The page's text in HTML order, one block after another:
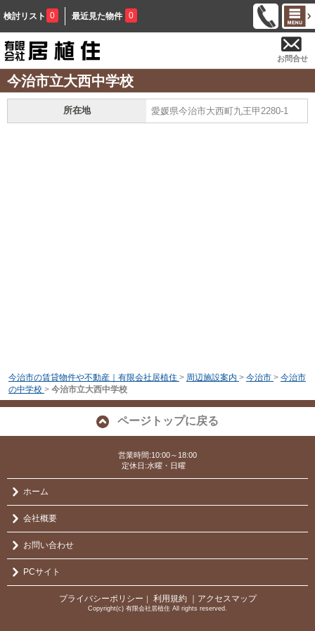
検討リスト 0 最近見た物件 0
お問合せ
今治市立大西中学校
所在地 愛媛県今治市大西町九王甲2280-1
今治市の賃貸物件や不動産｜有限会社居植住 > 周辺施設案内 > 今治市 > 今治市
の中学校 > 今治市立大西中学校
ページトップに戻る
営業時間:10:00～18:00
定休日:水曜・日曜
ホーム
会社概要
お問い合わせ
PCサイト
プライバシーポリシー ｜ 利用規約 ｜アクセスマップ
Copyright(c) 有限会社居植住 All rights reserved.